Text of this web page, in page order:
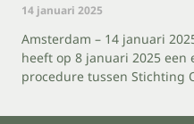
14 januari 2025
Amsterdam – 14 januari
heeft op 8 januari 2025
procedure tussen Stichting